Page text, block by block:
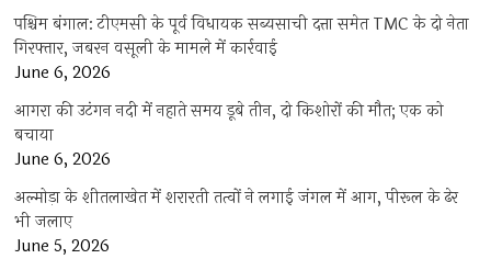
पश्चिम बंगाल: टीएमसी के पूर्व विधायक सब्यसाची दत्ता समेत TMC के दो नेता
गिरफ्तार, जबरन वसूली के मामले में कार्रवाई
June 6, 2026
आगरा की उटंगन नदी में नहाते समय डूबे तीन, दो किशोरों की मौत; एक को
बचाया
June 6, 2026
अल्मोड़ा के शीतलाखेत में शरारती तत्वों ने लगाई जंगल में आग, पीरूल के ढेर
भी जलाए
June 5, 2026